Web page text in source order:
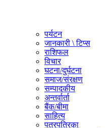
पर्यटन
जानकारी \ टिप्स
राशिफल
विचार
घटना/दुर्घटना
समाज/संरक्षण
सम्पादकीय
अन्तर्वार्ता
बैंक/बीमा
साहित्य
पत्रपत्रिका